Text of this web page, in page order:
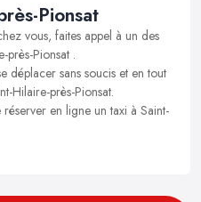
Pionsat
vous, faites appel à un des
près-Pionsat .
déplacer sans soucis et en tout
Hilaire-près-Pionsat.
en ligne un taxi à Saint-